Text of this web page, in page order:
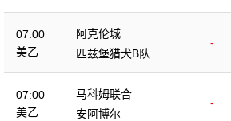
07:00
美乙
阿克伦城
-
匹兹堡猎犬B队
07:00
美乙
马科姆联合
-
安阿博尔